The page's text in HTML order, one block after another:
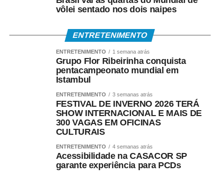
• Transferência via TED ou Pix;
• Saque presencial nas agências, para quem não é
correntista e não possui chave Pix.
Como consultar
valor, data e habilitação pelos seguintes canais:
• Aplicativo Carteira de Trabalho Digital;
• Telefone 158 (Ministério do Trabalho);
vôlei sentado nos dois naipes
ENTRETENIMENTO
ENTRETENIMENTO 1 semana atrás
Grupo Flor Ribeirinha conquista
pentacampeonato mundial em
Istambul
ENTRETENIMENTO 3 semanas atrás
FESTIVAL DE INVERNO 2026 TERÁ
SHOW INTERNACIONAL E MAIS DE
300 VAGAS EM OFICINAS
CULTURAIS
ENTRETENIMENTO 4 semanas atrás
Acessibilidade na CASACOR SP
garante experiência para PCDs